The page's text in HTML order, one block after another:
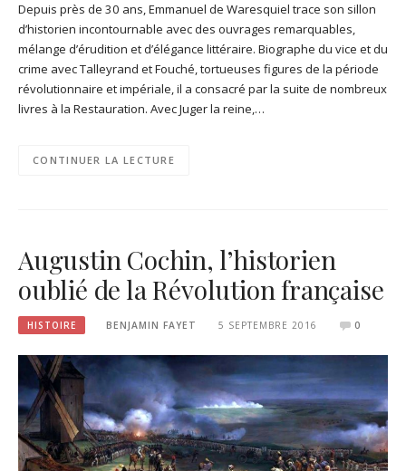
Depuis près de 30 ans, Emmanuel de Waresquiel trace son sillon
d’historien incontournable avec des ouvrages remarquables,
mélange d’érudition et d’élégance littéraire. Biographe du vice et du
crime avec Talleyrand et Fouché, tortueuses figures de la période
révolutionnaire et impériale, il a consacré par la suite de nombreux
livres à la Restauration. Avec Juger la reine,…
CONTINUER LA LECTURE
Augustin Cochin, l’historien
oublié de la Révolution française
HISTOIRE BENJAMIN FAYET 5 SEPTEMBRE 2016 0